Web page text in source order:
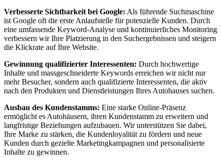
Verbesserte Sichtbarkeit bei Google: Als führende Suchmaschine
ist Google oft die erste Anlaufstelle für potenzielle Kunden. Durch
eine umfassende Keyword-Analyse und kontinuierliches Monitoring
verbessern wir Ihre Platzierung in den Suchergebnissen und steigern
die Klickrate auf Ihre Website.
Gewinnung qualifizierter Interessenten: Durch hochwertige
Inhalte und massgeschneiderte Keywords erreichen wir nicht nur
mehr Besucher, sondern auch qualifizierte Interessenten, die aktiv
nach den Produkten und Dienstleistungen Ihres Autohauses suchen.
Ausbau des Kundenstamms: Eine starke Online-Präsenz
ermöglicht es Autohäusern, ihren Kundenstamm zu erweitern und
langfristige Beziehungen aufzubauen. Wir unterstützen Sie dabei,
Ihre Marke zu stärken, die Kundenloyalität zu fördern und neue
Kunden durch gezielte Marketingkampagnen und personalisierte
Inhalte zu gewinnen.